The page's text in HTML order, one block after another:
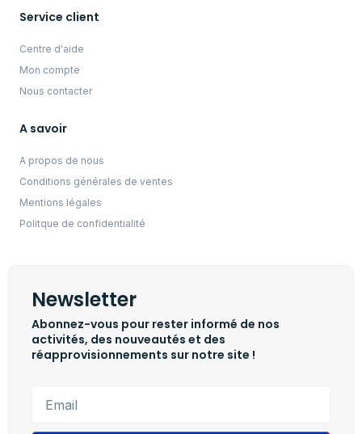
Service client
Centre d'aide
Mon compte
Nous contacter
A savoir
A propos de nous
Conditions générales de ventes
Mentions légales
Politque de confidentialité
Newsletter
Abonnez-vous pour rester informé de nos
activités, des nouveautés et des
réapprovisionnements sur notre site !